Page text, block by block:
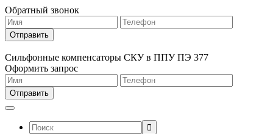
Обратный звонок
Сильфонные компенсаторы СКУ в ППУ ПЭ 377
Оформить запрос
Поиск: